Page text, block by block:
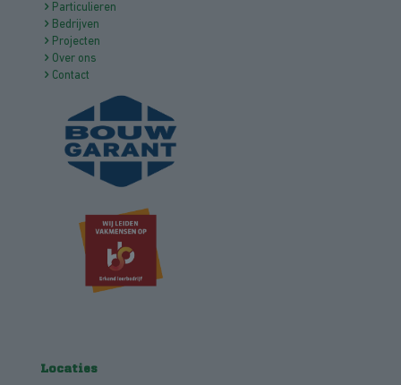
Particulieren
Bedrijven
Projecten
Over ons
Contact
Locaties